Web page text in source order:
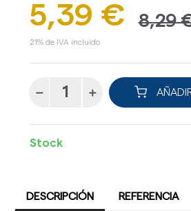
5,39 € 8,29
21% de IVA incluido.
Stock
DESCRIPCIÓN REFERENCIA